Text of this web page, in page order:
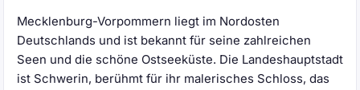
Mecklenburg-Vorpommern liegt im Nordosten
Deutschlands und ist bekannt für seine zahlreichen
Seen und die schöne Ostseeküste. Die Landeshauptstadt
ist Schwerin, berühmt für ihr malerisches Schloss, das